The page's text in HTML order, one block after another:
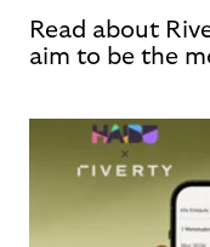
Read about
aim to be the